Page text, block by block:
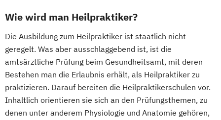
Wie wird man Heilpraktiker?
Die Ausbildung zum Heilpraktiker ist staatlich nicht
geregelt. Was aber ausschlaggebend ist, ist die
amtsärztliche Prüfung beim Gesundheitsamt, mit deren
Bestehen man die Erlaubnis erhält, als Heilpraktiker zu
praktizieren. Darauf bereiten die Heilpraktikerschulen vor.
Inhaltlich orientieren sie sich an den Prüfungsthemen, zu
denen unter anderem Physiologie und Anatomie gehören,